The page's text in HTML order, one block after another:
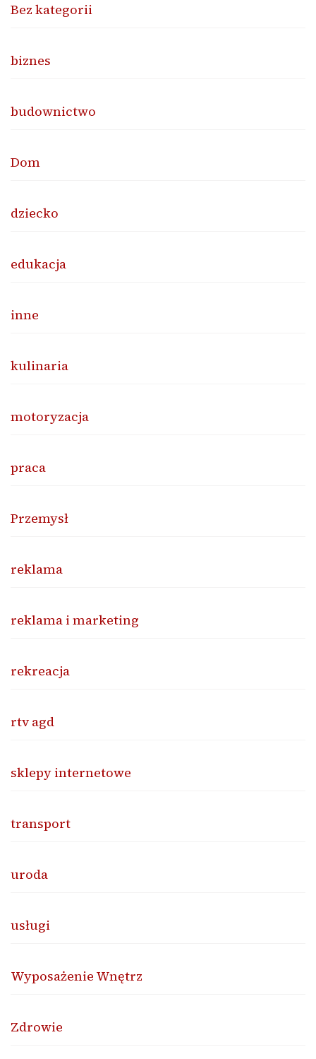
Bez kategorii
biznes
budownictwo
Dom
dziecko
edukacja
inne
kulinaria
motoryzacja
praca
Przemysł
reklama
reklama i marketing
rekreacja
rtv agd
sklepy internetowe
transport
uroda
usługi
Wyposażenie Wnętrz
Zdrowie